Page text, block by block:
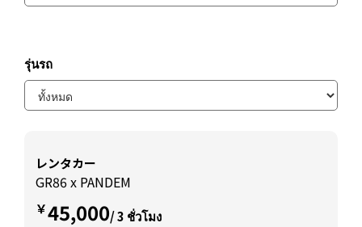
รุ่นรถ
レンタカー
GR86 x PANDEM
￥45,000/ 3 ชั่วโมง